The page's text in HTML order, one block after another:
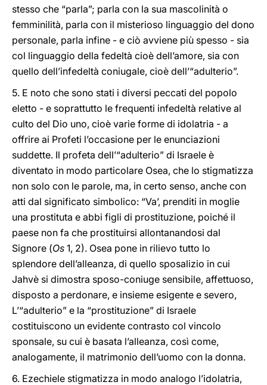
stesso che “parla”; parla con la sua mascolinità o
femminilità, parla con il misterioso linguaggio del dono
personale, parla infine - e ciò avviene più spesso - sia
col linguaggio della fedeltà cioè dell’amore, sia con
quello dell’infedeltà coniugale, cioè dell’“adulterio”.
5. E noto che sono stati i diversi peccati del popolo
eletto - e soprattutto le frequenti infedeltà relative al
culto del Dio uno, cioè varie forme di idolatria - a
offrire ai Profeti l’occasione per le enunciazioni
suddette. Il profeta dell’“adulterio” di Israele è
diventato in modo particolare Osea, che lo stigmatizza
non solo con le parole, ma, in certo senso, anche con
atti dal significato simbolico: “Va’, prenditi in moglie
una prostituta e abbi figli di prostituzione, poiché il
paese non fa che prostituirsi allontanandosi dal
Signore (Os 1, 2). Osea pone in rilievo tutto lo
splendore dell’alleanza, di quello sposalizio in cui
Jahvè si dimostra sposo-coniuge sensibile, affettuoso,
disposto a perdonare, e insieme esigente e severo,
L’“adulterio” e la “prostituzione” di Israele
costituiscono un evidente contrasto col vincolo
sponsale, su cui è basata l’alleanza, così come,
analogamente, il matrimonio dell’uomo con la donna.
6. Ezechiele stigmatizza in modo analogo l’idolatria,